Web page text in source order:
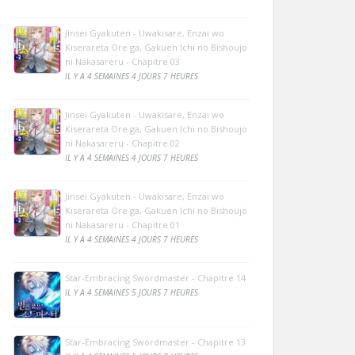
Jinsei Gyakuten - Uwakisare, Enzai wo
Kiserareta Ore ga, Gakuen Ichi no Bishoujo
ni Nakasareru - Chapitre 03
IL Y A 4 SEMAINES 4 JOURS 7 HEURES
Jinsei Gyakuten - Uwakisare, Enzai wo
Kiserareta Ore ga, Gakuen Ichi no Bishoujo
ni Nakasareru - Chapitre 02
IL Y A 4 SEMAINES 4 JOURS 7 HEURES
Jinsei Gyakuten - Uwakisare, Enzai wo
Kiserareta Ore ga, Gakuen Ichi no Bishoujo
ni Nakasareru - Chapitre 01
IL Y A 4 SEMAINES 4 JOURS 7 HEURES
Star-Embracing Swordmaster - Chapitre 14
IL Y A 4 SEMAINES 5 JOURS 7 HEURES
Star-Embracing Swordmaster - Chapitre 13